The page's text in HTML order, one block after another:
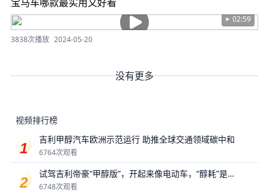
02:59
3838次播放 2024-05-20
没有更多
视频排行榜
吉利甲醇汽车欧洲示范运行 助推全球交通领域碳中和
6764次观看
试驾吉利帝豪“甲醇版”，开起来像电动车，“醇耗”是最
大惊喜？
6748次观看